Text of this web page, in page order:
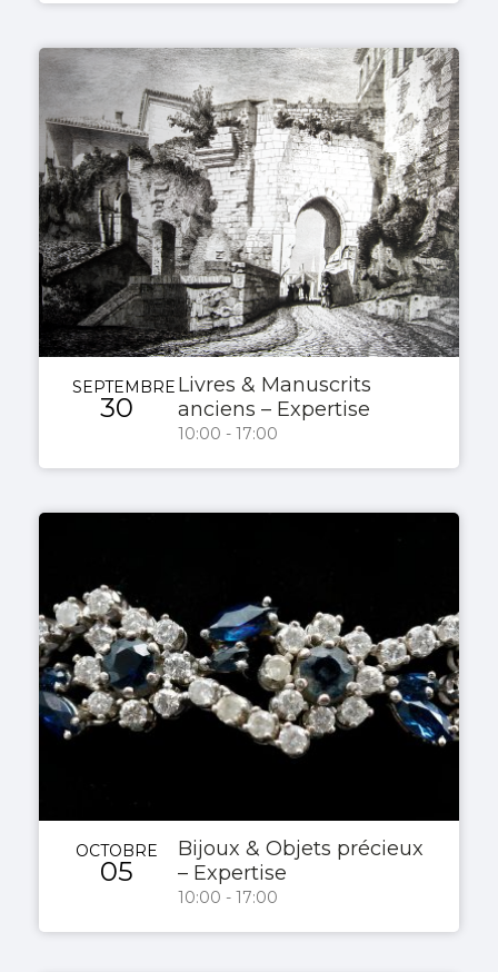
SEPTEMBRE
30
Livres & Manuscrits
anciens – Expertise
10:00 - 17:00
OCTOBRE
05
Bijoux & Objets précieux
– Expertise
10:00 - 17:00